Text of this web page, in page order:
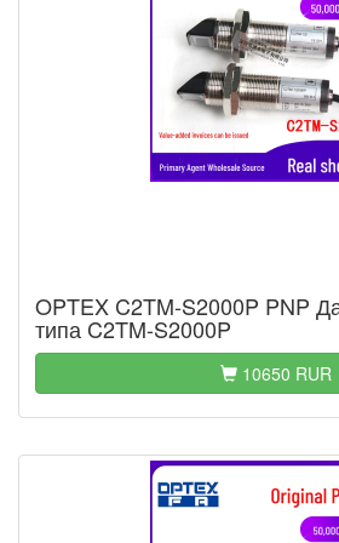
OPTEX C2TM-S2000P PNP
типа C2TM-S2000P
10650 RUR